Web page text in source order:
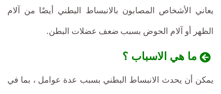
يعاني الأشخاص المصابون بالانبساط البطني أيضًا من آلام
الظهر أو آلام الحوض بسبب ضعف عضلات البطن.
ما هي الاسباب ؟
يمكن أن يحدث الانبساط البطني بسبب عدة عوامل ، بما في